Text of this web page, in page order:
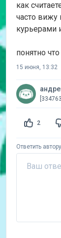
как
часто
курьерами
понятно
15 июня, 13:32
2
Ответить автору